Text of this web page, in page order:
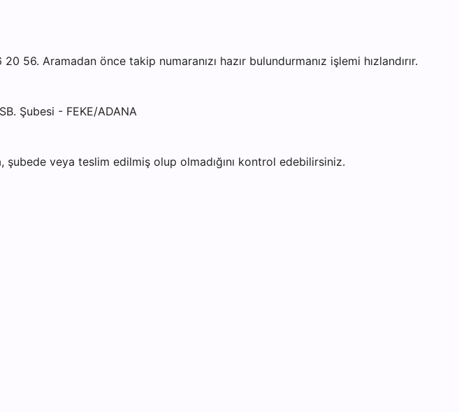
Aramadan önce takip numaranızı hazır bulundurmanız işlemi hızlandırır.
Şubesi - FEKE/ADANA
veya teslim edilmiş olup olmadığını kontrol edebilirsiniz.